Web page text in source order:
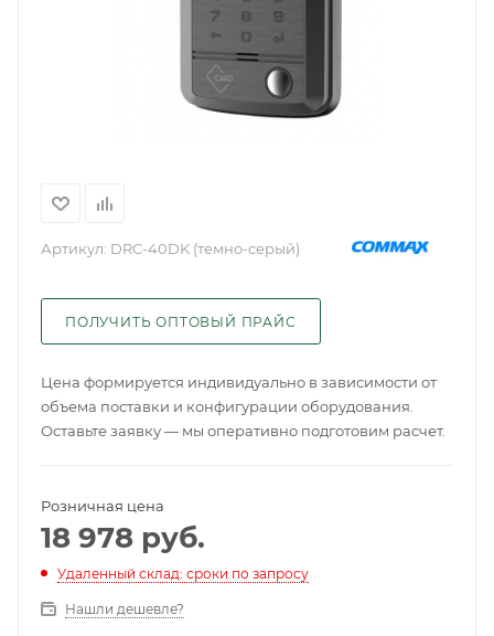
Артикул: DRC-40DK (темно-серый)
ПОЛУЧИТЬ ОПТОВЫЙ ПРАЙС
Цена формируется индивидуально в зависимости от
объема поставки и конфигурации оборудования.
Оставьте заявку — мы оперативно подготовим расчет.
Розничная цена
18 978 руб.
Удаленный склад: сроки по запросу
Нашли дешевле?